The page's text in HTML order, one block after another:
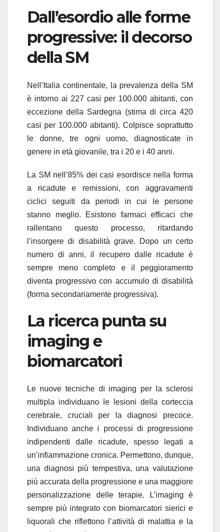
Dall’esordio alle forme
progressive: il decorso
della SM
Nell’Italia continentale, la prevalenza della SM
è intorno ai 227 casi per 100.000 abitanti, con
eccezione della Sardegna (stima di circa 420
casi per 100.000 abitanti). Colpisce soprattutto
le donne, tre ogni uomo, diagnosticate in
genere in età giovanile, tra i 20 e i 40 anni.
La SM nell’85% dei casi esordisce nella forma
a ricadute e remissioni, con aggravamenti
ciclici seguiti da periodi in cui le persone
stanno meglio. Esistono farmaci efficaci che
rallentano questo processo, ritardando
l’insorgere di disabilità grave. Dopo un certo
numero di anni, il recupero dalle ricadute è
sempre meno completo e il peggioramento
diventa progressivo con accumulo di disabilità
(forma secondariamente progressiva).
La ricerca punta su
imaging e
biomarcatori
Le nuove tecniche di imaging per la sclerosi
multipla individuano le lesioni della corteccia
cerebrale, cruciali per la diagnosi precoce.
Individuano anche i processi di progressione
indipendenti dalle ricadute, spesso legati a
un’infiammazione cronica. Permettono, dunque,
una diagnosi più tempestiva, una valutazione
più accurata della progressione e una maggiore
personalizzazione delle terapie. L’imaging è
sempre più integrato con biomarcatori sierici e
liquorali che riflettono l’attività di malattia e la